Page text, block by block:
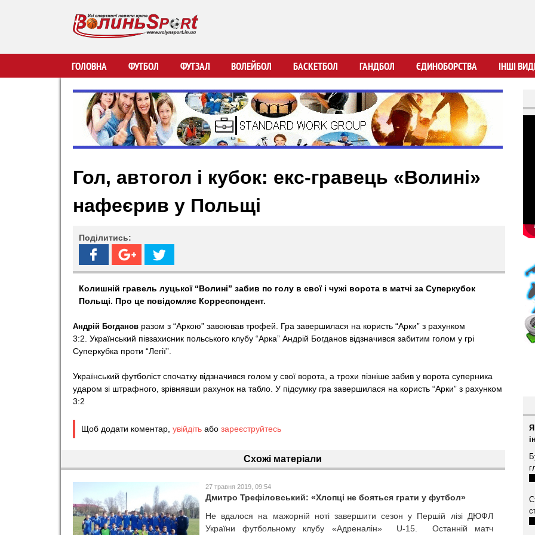
вмісту
В
о
и
н
ь
t
ГОЛОВНА ФУТБОЛ ФУТЗАЛ ВОЛЕЙБОЛ БАСКЕТБОЛ ГАНДБОЛ ЄДИНОБОРСТВА ІНШІ
Гол, автогол і кубок: екс-гравець «Волині»
нафеєрив у Польщі
Поділитись:
Колишній гравель луцької “Волині” забив по голу в свої і чужі ворота в матчі за Суперкубок
Польщі. Про це повідомляє Корреспондент.
Андрій Богданов разом з “Аркою” завоював трофей. Гра завершилася на користь “Арки” з рахунком
3:2. Український півзахисник польського клубу “Арка” Андрій Богданов відзначився забитим голом у грі
Суперкубка проти “Легії”.
Український футболіст спочатку відзначився голом у свої ворота, а трохи пізніше забив у ворота суперника
ударом зі штрафного, зрівнявши рахунок на табло. У підсумку гра завершилася на користь “Арки” з рахунком
3:2
Щоб додати коментар, увійдіть або зареєструйтесь
Схожі матеріали
27 травня 2019, 09:54
Дмитро Трефіловський: «Хлопці не бояться грати у футбол»
Не вдалося на мажорній ноті завершити сезон у Першій лізі ДЮФЛ
України футбольному клубу «Адреналін» U-15. Останній матч